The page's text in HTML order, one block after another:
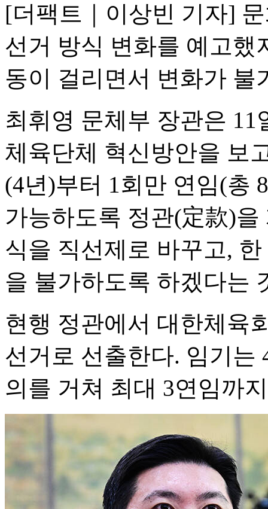
[더팩트｜이상빈 기자]
선거 방식 변화를 예고했
동이 걸리면서 변화가 불
최휘영 문체부 장관은
체육단체 혁신방안을 보
(4년)부터 1회만 연임(총
가능하도록 정관(定款)
식을 직선제로 바꾸고,
을 불가하도록 하겠다는
현행 정관에서 대한체육
선거로 선출한다. 임기는
의를 거쳐 최대 3연임까